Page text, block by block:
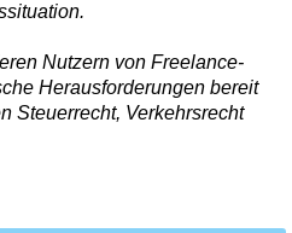
Nutzern von Freelance-
Herausforderungen bereit
Steuerrecht, Verkehrsrecht